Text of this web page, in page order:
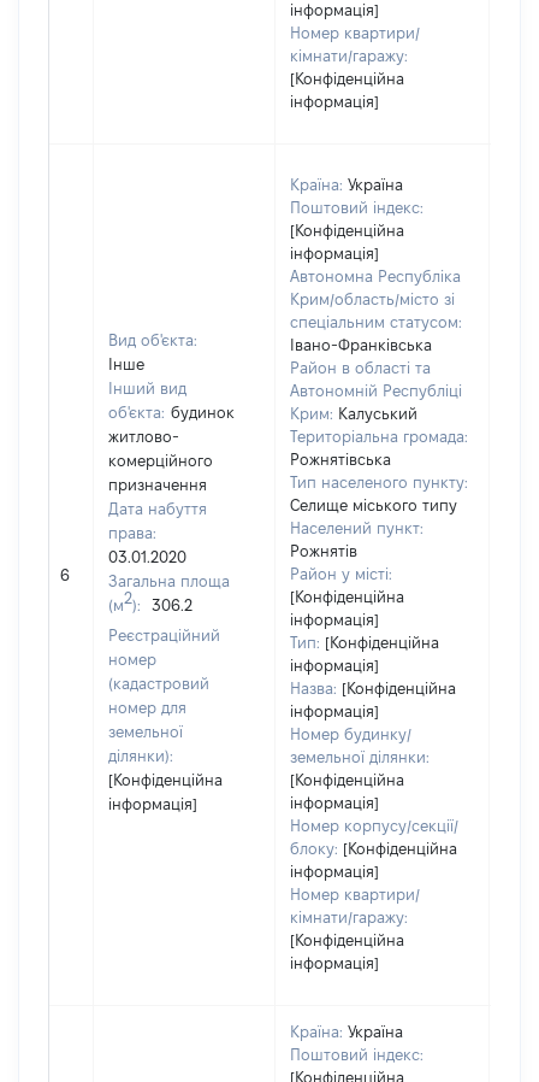
інформація]
Номер квартири/
кімнати/гаражу:
[Конфіденційна
інформація]
6
Вид об'єкта:
Інше
Інший вид
об'єкта: будинок
житлово-
комерційного
призначення
Дата набуття
права:
03.01.2020
Загальна площа
(м2):
306.2
Реєстраційний
номер
(кадастровий
номер для
земельної
ділянки):
[Конфіденційна
інформація]
Країна: Україна
Поштовий індекс:
[Конфіденційна
інформація]
Автономна Республіка
Крим/область/місто зі
спеціальним статусом:
Івано-Франківська
Район в області та
Автономній Республіці
Крим: Калуський
Територіальна громада:
Рожнятівська
Тип населеного пункту:
Селище міського типу
Населений пункт:
Рожнятів
Район у місті:
[Конфіденційна
інформація]
Тип: [Конфіденційна
інформація]
Назва: [Конфіденційна
інформація]
Номер будинку/
земельної ділянки:
[Конфіденційна
інформація]
Номер корпусу/секції/
блоку: [Конфіденційна
інформація]
Номер квартири/
кімнати/гаражу:
[Конфіденційна
інформація]
Країна: Україна
Поштовий індекс:
[Конфіденційна